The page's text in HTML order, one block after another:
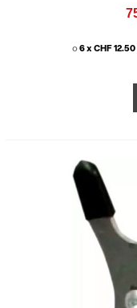
Per
o6 x CHF 12.50